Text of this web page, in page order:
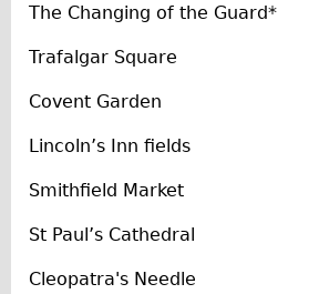
The Sunset Tour
The Family Tour
Ebike Tours
West Walking Tour
City Walking Tour
The Changing of the Guard*
Trafalgar Square
Covent Garden
Lincoln’s Inn fields
Smithfield Market
St Paul’s Cathedral
Cleopatra's Needle